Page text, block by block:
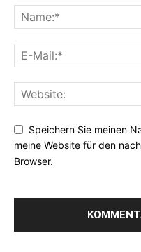
Speichern Sie meinen
meine Website für den
Browser.